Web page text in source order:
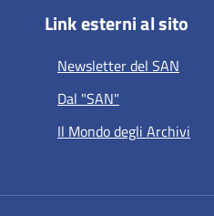
Link esterni al sito
Newsletter del SAN
Dal "SAN"
Il Mondo degli Archivi